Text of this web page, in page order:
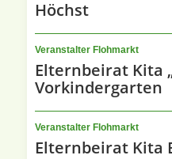
Höchst
Veranstalter Flohmarkt
Elternbeirat Kita
Vorkindergarten
Veranstalter Flohmarkt
Elternbeirat Kita